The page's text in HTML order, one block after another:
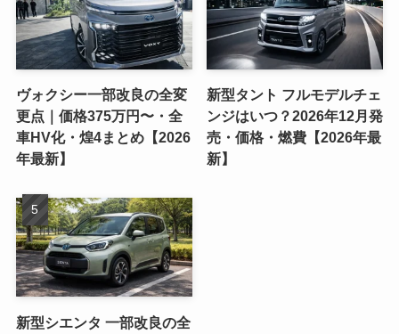
ヴォクシー一部改良の全変
更点｜価格375万円〜・全
車HV化・煌4まとめ【2026
年最新】
新型タント フルモデルチェ
ンジはいつ？2026年12月発
売・価格・燃費【2026年最
新】
新型シエンタ 一部改良の全